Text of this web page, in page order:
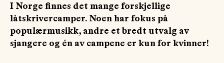
I Norge finnes det mange forskjellige
låtskrivercamper. Noen har fokus på
populærmusikk, andre et bredt utvalg av
sjangere og én av campene er kun for kvinner!